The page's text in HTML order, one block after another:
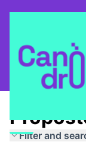
Pla Estratègic
Filter and